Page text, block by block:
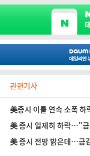
관련기사
美증시 이틀 연속 소폭
美 증시 일제히 하락…"금
美 증시 전망 밝은데…금